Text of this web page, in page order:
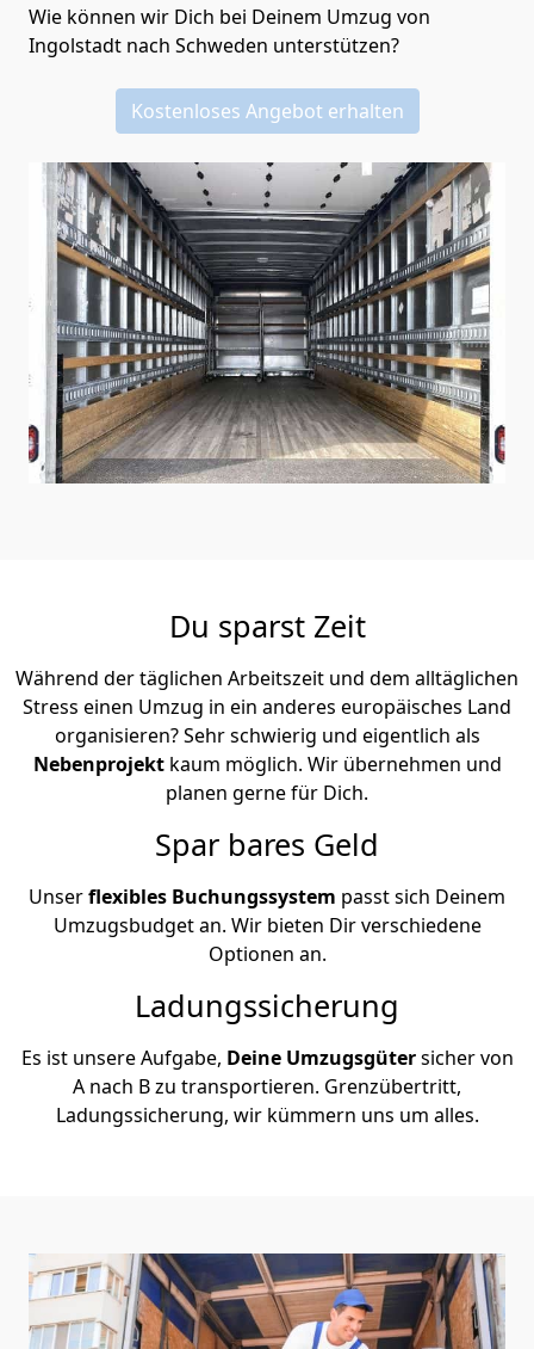
Wie können wir Dich bei Deinem Umzug von
Ingolstadt nach Schweden unterstützen?
Kostenloses Angebot erhalten
Du sparst Zeit
Während der täglichen Arbeitszeit und dem alltäglichen
Stress einen Umzug in ein anderes europäisches Land
organisieren? Sehr schwierig und eigentlich als
Nebenprojekt kaum möglich. Wir übernehmen und
planen gerne für Dich.
Spar bares Geld
Unserflexibles Buchungssystem passt sich Deinem
Umzugsbudget an. Wir bieten Dir verschiedene
Optionen an.
Ladungssicherung
Es ist unsere Aufgabe, Deine Umzugsgütersicher von
A nach B zu transportieren. Grenzübertritt,
Ladungssicherung, wir kümmern uns um alles.